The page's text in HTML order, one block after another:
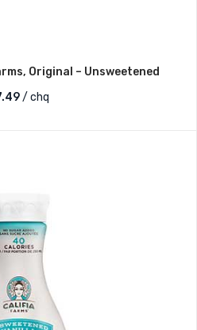
Original – Unsweetened
/ chq